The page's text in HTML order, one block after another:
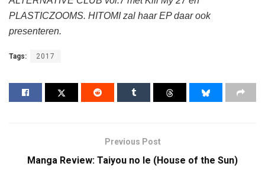
PLASTICZOOMS. HITOMI zal haar EP daar ook
presenteren.
Tags: 2017
Previous Post
Manga Review: Taiyou no Ie (House of the Sun)